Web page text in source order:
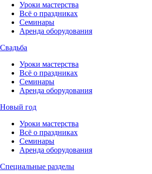
Уроки мастерства
Всё о праздниках
Семинары
Аренда оборудования
Свадьба
Уроки мастерства
Всё о праздниках
Семинары
Аренда оборудования
Новый год
Уроки мастерства
Всё о праздниках
Семинары
Аренда оборудования
Специальные разделы